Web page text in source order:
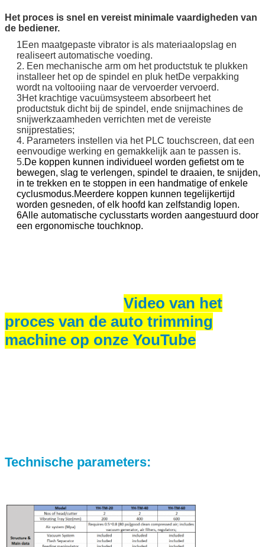
Het proces is snel en vereist minimale vaardigheden van
de bediener.
1Een maatgepaste vibrator is als materiaalopslag en
realiseert automatische voeding.
2. Een mechanische arm om het productstuk te plukken
installeer het op de spindel en pluk hetDe verpakking
wordt na voltooiing naar de vervoerder vervoerd.
3Het krachtige vacuümsysteem absorbeert het
productstuk dicht bij de spindel, ende snijmachines de
snijwerkzaamheden verrichten met de vereiste
snijprestaties;
4. Parameters instellen via het PLC touchscreen, dat een
eenvoudige werking en gemakkelijk aan te passen is.
5.De koppen kunnen individueel worden gefietst om te
bewegen, slag te verlengen, spindel te draaien, te snijden,
in te trekken en te stoppen in een handmatige of enkele
cyclusmodus.Meerdere koppen kunnen tegelijkertijd
worden gesneden, of elk hoofd kan zelfstandig lopen.
6Alle automatische cyclusstarts worden aangestuurd door
een ergonomische touchknop.
Video van het
proces van de auto trimming
machine op onze YouTube
Technische parameters: